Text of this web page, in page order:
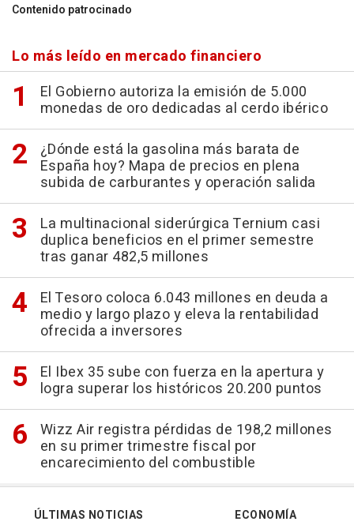
Contenido patrocinado
Lo más leído en mercado financiero
El Gobierno autoriza la emisión de 5.000
monedas de oro dedicadas al cerdo ibérico
¿Dónde está la gasolina más barata de
España hoy? Mapa de precios en plena
subida de carburantes y operación salida
La multinacional siderúrgica Ternium casi
duplica beneficios en el primer semestre
tras ganar 482,5 millones
El Tesoro coloca 6.043 millones en deuda a
medio y largo plazo y eleva la rentabilidad
ofrecida a inversores
El Ibex 35 sube con fuerza en la apertura y
logra superar los históricos 20.200 puntos
Wizz Air registra pérdidas de 198,2 millones
en su primer trimestre fiscal por
encarecimiento del combustible
ÚLTIMAS NOTICIAS
ECONOMÍA